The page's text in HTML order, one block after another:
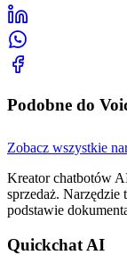
Podobne do
Zobacz wszystkie
Kreator chatbotów
sprzedaż.
podstawie
Quickchat AI